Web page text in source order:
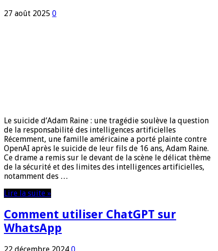
27 août 2025 0
Le suicide d’Adam Raine : une tragédie soulève la question
de la responsabilité des intelligences artificielles
Récemment, une famille américaine a porté plainte contre
OpenAI après le suicide de leur fils de 16 ans, Adam Raine.
Ce drame a remis sur le devant de la scène le délicat thème
de la sécurité et des limites des intelligences artificielles,
notamment des …
Lire la suite »
Comment utiliser ChatGPT sur
WhatsApp